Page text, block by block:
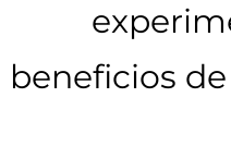
beneficios